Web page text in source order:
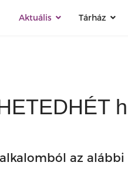
Aktuális Tárház
az